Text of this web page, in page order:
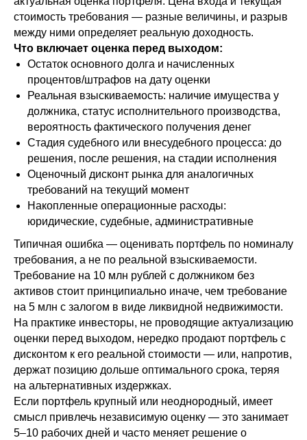
стоимость требования — разные величины, и разрыв
между ними определяет реальную доходность.
Что включает оценка перед выходом:
Остаток основного долга и начисленных
процентов/штрафов на дату оценки
Реальная взыскиваемость: наличие имущества у
должника, статус исполнительного производства,
вероятность фактического получения денег
Стадия судебного или внесудебного процесса: до
решения, после решения, на стадии исполнения
Оценочный дисконт рынка для аналогичных
требований на текущий момент
Накопленные операционные расходы:
юридические, судебные, административные
Типичная ошибка — оценивать портфель по номиналу
требования, а не по реальной взыскиваемости.
Требование на 10 млн рублей с должником без
активов стоит принципиально иначе, чем требование
на 5 млн с залогом в виде ликвидной недвижимости.
На практике инвесторы, не проводящие актуализацию
оценки перед выходом, нередко продают портфель с
дисконтом к его реальной стоимости — или, напротив,
держат позицию дольше оптимального срока, теряя
на альтернативных издержках.
Если портфель крупный или неоднородный, имеет
смысл привлечь независимую оценку — это занимает
5–10 рабочих дней и часто меняет решение о